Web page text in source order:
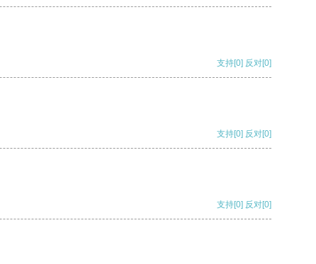
支持[0] 反对[0]
支持[0] 反对[0]
支持[0] 反对[0]